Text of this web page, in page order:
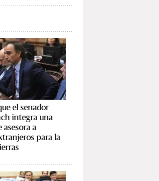
el senador
integra una
asesora a
para la